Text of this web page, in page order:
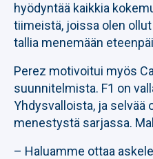
hyödyntää kaikkia
tiimeistä, joissa olen
tallia menemään
Perez motivoitui myös
suunnitelmista. F1 on
Yhdysvalloista, ja selvää
menestystä sarjassa.
– Haluamme ottaa